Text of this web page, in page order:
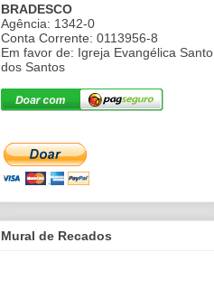
BRADESCO
Agência: 1342-0
Conta Corrente: 0113956-8
Em favor de: Igreja Evangélica Santo
dos Santos
Mural de Recados